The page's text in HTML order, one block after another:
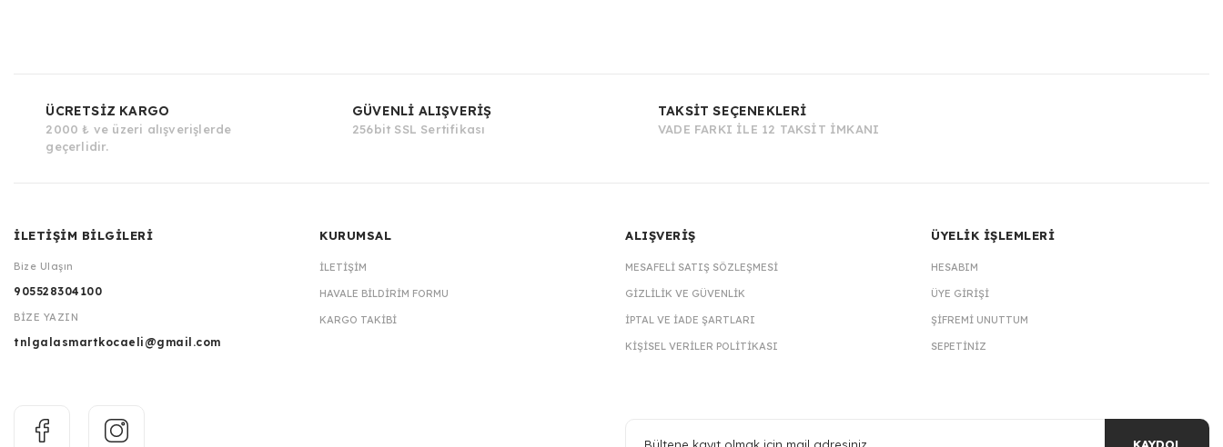
ÜCRETSİZ KARGO
2000 ₺ ve üzeri alışverişlerde
geçerlidir.
GÜVENLİ ALIŞVERİŞ
256bit SSL Sertifikası
TAKSİT SEÇENEKLERİ
VADE FARKI İLE 12 TAKSİT İMKANI
İLETİŞİM BİLGİLERİ
Bize Ulaşın
905528304100
BİZE YAZIN
tnlgalasmartkocaeli@gmail.com
KURUMSAL
İLETIŞIM
HAVALE BILDIRIM FORMU
KARGO TAKIBI
ALIŞVERİŞ
MESAFELI SATIŞ SÖZLEŞMESI
GIZLILIK VE GÜVENLIK
İPTAL VE İADE ŞARTLARI
KIŞISEL VERILER POLITIKASI
ÜYELİK İŞLEMLERİ
HESABIM
ÜYE GIRIŞI
ŞIFREMI UNUTTUM
SEPETINIZ
KAYDOL